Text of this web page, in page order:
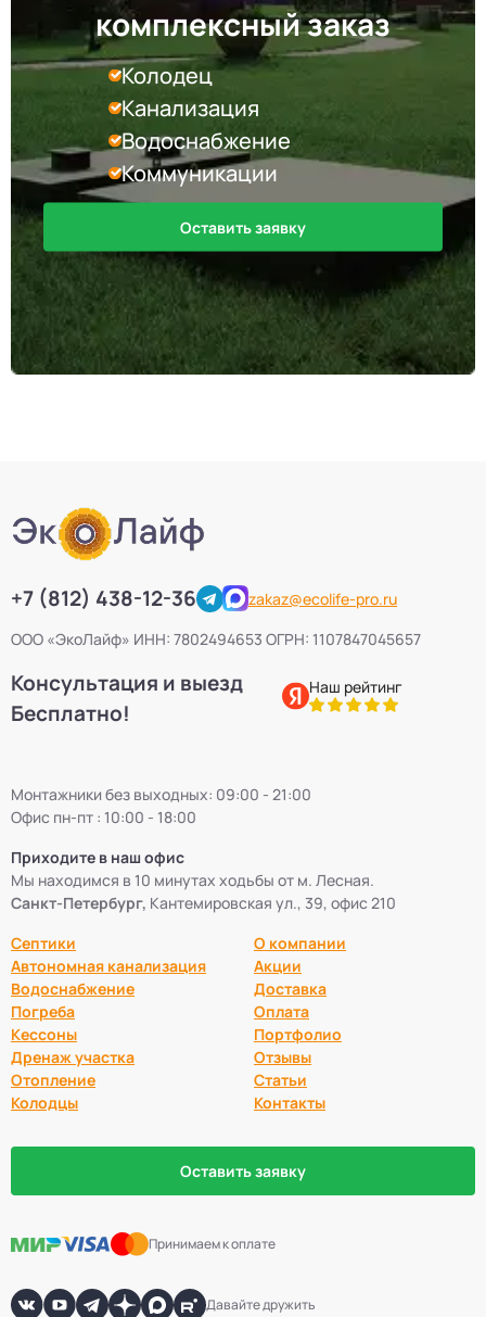
комплексный заказ
Колодец
Канализация
Водоснабжение
Коммуникации
Оставить заявку
+7 (812) 438-12-36
zakaz@ecolife-pro.ru
ООО «ЭкоЛайф» ИНН: 7802494653 ОГРН: 1107847045657
Консультация и выезд
Бесплатно!
Наш рейтинг
Монтажники без выходных: 09:00 - 21:00
Офис пн-пт : 10:00 - 18:00
Приходите в наш офис
Мы находимся в 10 минутах ходьбы от м. Лесная.
Санкт-Петербург, Кантемировская ул., 39, офис 210
Септики
Автономная канализация
Водоснабжение
Погреба
Кессоны
Дренаж участка
Отопление
Колодцы
О компании
Акции
Доставка
Оплата
Портфолио
Отзывы
Статьи
Контакты
Оставить заявку
Принимаем к оплате
Давайте дружить